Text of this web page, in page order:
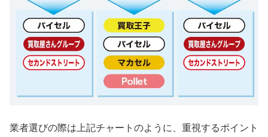
業者選びの際は上記チャートのように、重視するポイント